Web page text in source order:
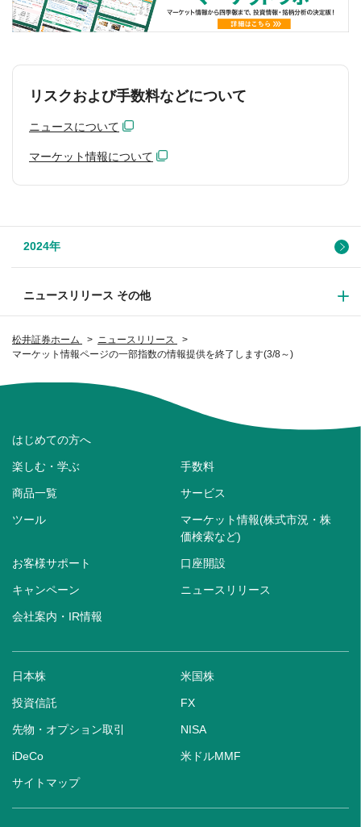
松井証券ホーム
ニュースリリース
マーケット情報ページの一部指数の情報提供を終了します(3/8～)
リスクおよび手数料などについて
ニュースについて
マーケット情報について
2024年
ニュースリリース その他
はじめての方へ
楽しむ・学ぶ 手数料
商品一覧 サービス
ツール
マーケット情報(株式市況・株
価検索など)
お客様サポート 口座開設
キャンペーン ニュースリリース
会社案内・IR情報
日本株 米国株
投資信託 FX
先物・オプション取引 NISA
iDeCo 米ドルMMF
サイトマップ